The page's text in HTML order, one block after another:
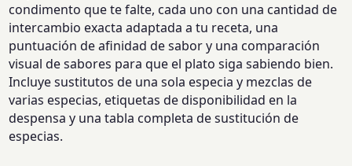
condimento que te falte, cada uno con una cantidad de
intercambio exacta adaptada a tu receta, una
puntuación de afinidad de sabor y una comparación
visual de sabores para que el plato siga sabiendo bien.
Incluye sustitutos de una sola especia y mezclas de
varias especias, etiquetas de disponibilidad en la
despensa y una tabla completa de sustitución de
especias.